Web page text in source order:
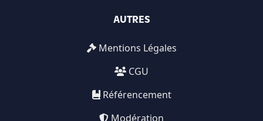
AUTRES
Mentions Légales
CGU
Référencement
Modération